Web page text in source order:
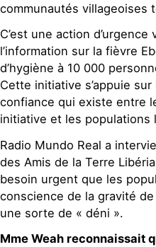
communautés villageoises
C’est une action
l’information sur la fièvre
d’hygiène à 10 000
Cette initiative s’appuie
confiance qui existe entre
initiative et les populations
Radio Mundo Real a
des Amis de la Terre
besoin urgent que les
conscience de la gravité
une sorte de « déni ».
Mme Weah reconnaissait